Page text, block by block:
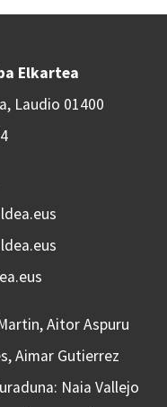
Elkartea
Laudio 01400
Aitor Aspuru
Aimar Gutierrez
Naia Vallejo